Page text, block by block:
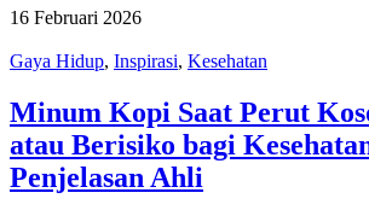
16 Februari 2026
Gaya Hidup, Inspirasi, Kesehatan
Minum Kopi Saat Perut
atau Berisiko bagi
Penjelasan Ahli